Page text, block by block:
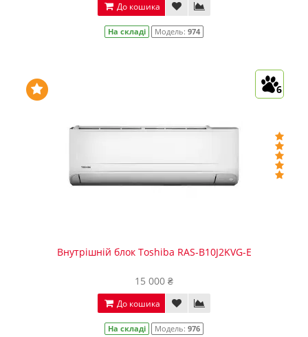
До кошика
На складі Модель: 974
6
Внутрішній блок Toshiba RAS-B10J2KVG-E
15 000 ₴
До кошика
На складі Модель: 976